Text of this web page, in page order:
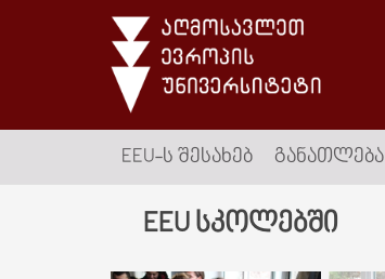
EEU-Ს ᲨᲔᲡᲐᲮᲔᲑ ᲒᲐᲜᲐᲗᲚᲔᲑᲐ
EEU სკოლებში